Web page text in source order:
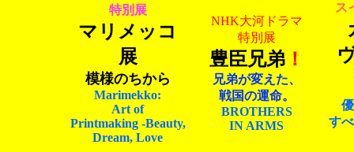
特別展
マリメッコ
展
模様のちから
Marimekko:
Art of
Printmaking -Beauty,
Dream, Love
NHK大河ドラマ
特別展
豊臣兄弟！
兄弟が変えた、
戦国の運命。
BROTHERS
IN ARMS
ス
す